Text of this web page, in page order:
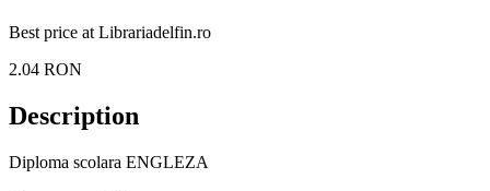
Best price at Librariadelfin.ro
2.04 RON
Description
Diploma scolara ENGLEZA